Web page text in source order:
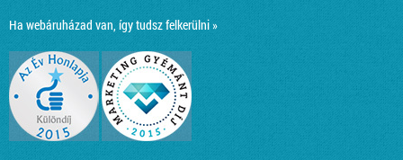
Ha webáruházad van, így tudsz felkerülni »